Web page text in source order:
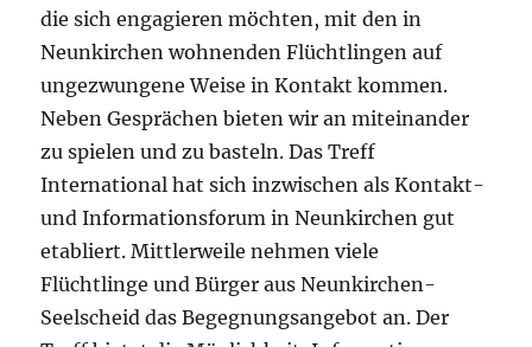
die sich engagieren möchten, mit den in
Neunkirchen wohnenden Flüchtlingen auf
ungezwungene Weise in Kontakt kommen.
Neben Gesprächen bieten wir an miteinander
zu spielen und zu basteln. Das Treff
International hat sich inzwischen als Kontakt-
und Informationsforum in Neunkirchen gut
etabliert. Mittlerweile nehmen viele
Flüchtlinge und Bürger aus Neunkirchen-
Seelscheid das Begegnungsangebot an. Der